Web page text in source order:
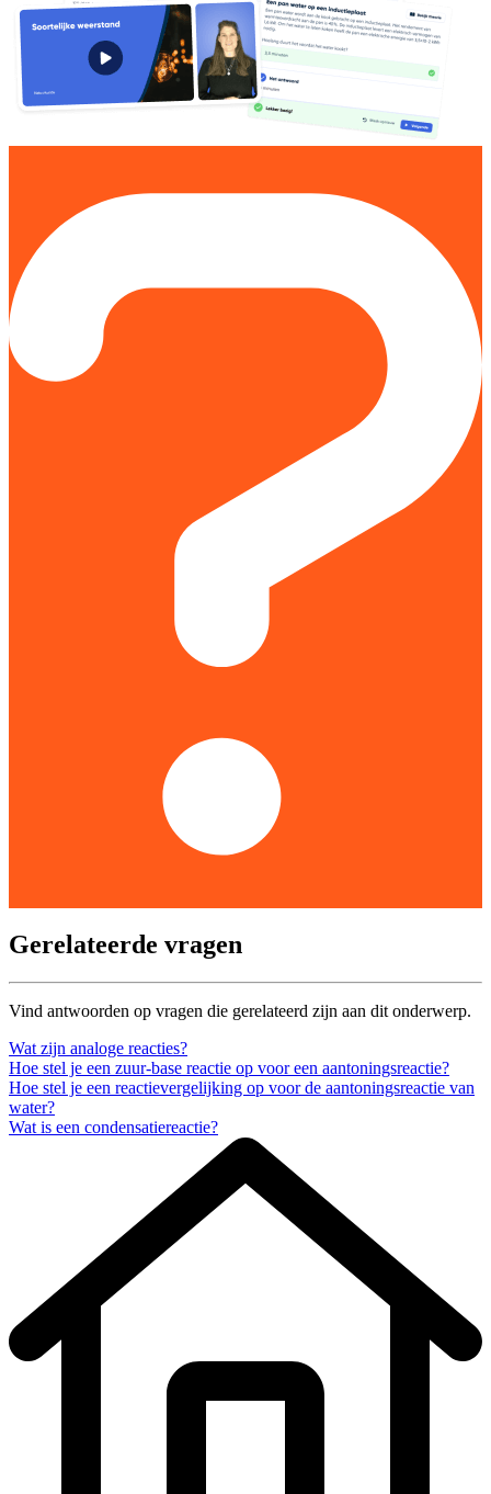
Gerelateerde vragen
Vind antwoorden op vragen die gerelateerd zijn aan dit onderwerp.
Wat zijn analoge reacties?
Hoe stel je een zuur-base reactie op voor een aantoningsreactie?
Hoe stel je een reactievergelijking op voor de aantoningsreactie van
water?
Wat is een condensatiereactie?